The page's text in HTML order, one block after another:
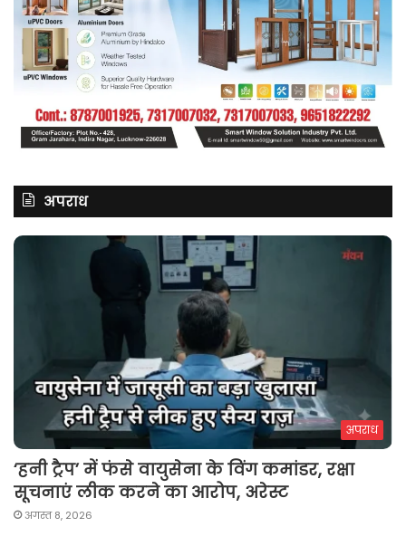
अपराध
अपराध
‘हनी ट्रैप’ में फंसे वायुसेना के विंग कमांडर, रक्षा
सूचनाएं लीक करने का आरोप, अरेस्ट
अगस्त 8, 2026